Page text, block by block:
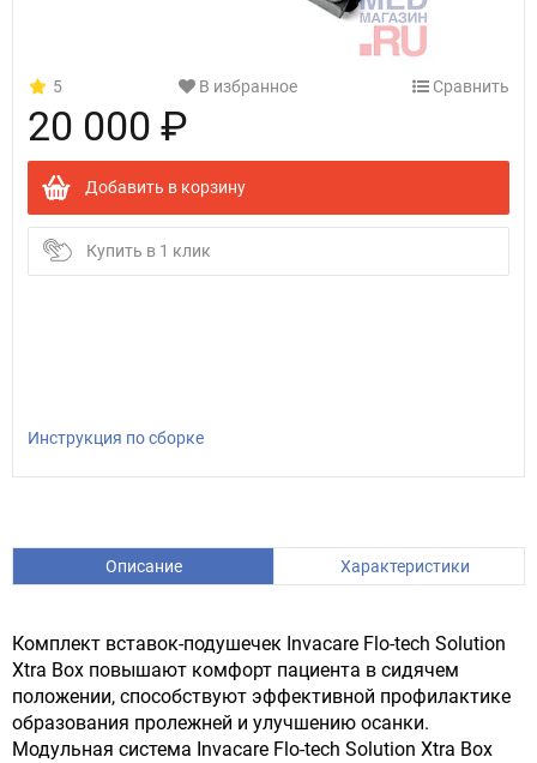
5 В избранное Сравнить
20 000 ₽
Добавить в корзину
Купить в 1 клик
Инструкция по сборке
Описание Характеристики
Комплект вставок-подушечек Invacare Flo-tech Solution
Xtra Box повышают комфорт пациента в сидячем
положении, способствуют эффективной профилактике
образования пролежней и улучшению осанки.
Модульная система Invacare Flo-tech Solution Xtra Box